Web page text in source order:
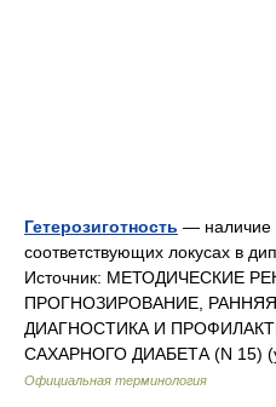
Гетерозиготность — наличие
соответствующих локусах в
Источник: МЕТОДИЧЕСКИЕ
ПРОГНОЗИРОВАНИЕ,
ДИАГНОСТИКА И
САХАРНОГО ДИАБЕТА (N 15)
Официальная терминология